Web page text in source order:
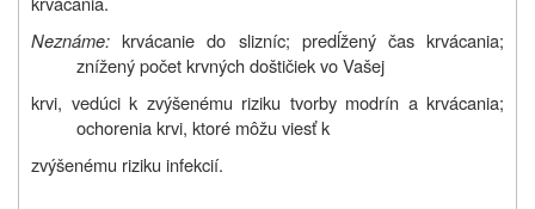
Neznáme: krvácanie do slizníc; predĺžený čas krvácania;
znížený počet krvných doštičiek vo Vašej
krvi, vedúci k zvýšenému riziku tvorby modrín a krvácania;
ochorenia krvi, ktoré môžu viesť k
zvýšenému riziku infekcií.